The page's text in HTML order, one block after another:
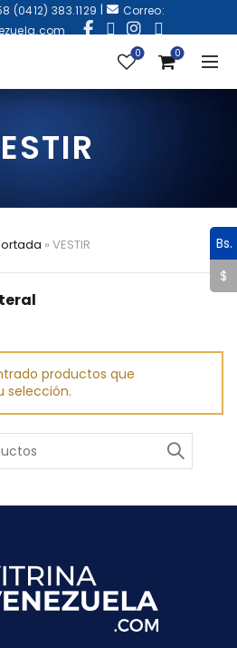
(0412) 383.1129 |
Correo:
0 0
» VESTIR
productos que
selección.
Bs.
$